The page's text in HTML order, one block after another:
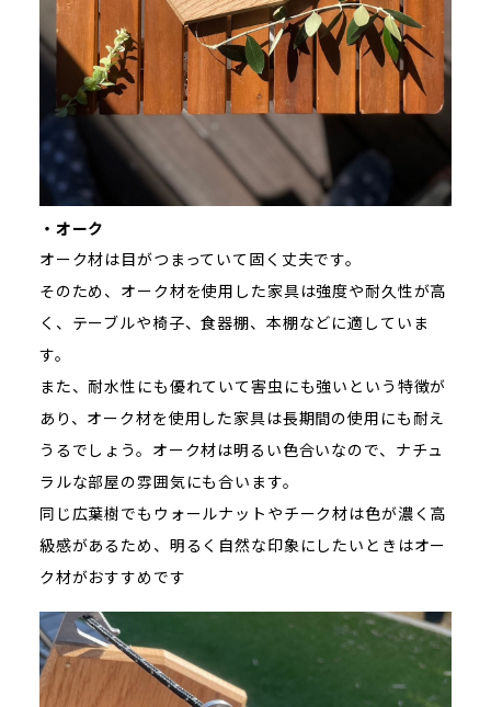
・オーク
オーク材は目がつまっていて固く丈夫です。
そのため、オーク材を使用した家具は強度や耐久性が高
く、テーブルや椅子、食器棚、本棚などに適していま
す。
また、耐水性にも優れていて害虫にも強いという特徴が
あり、オーク材を使用した家具は長期間の使用にも耐え
うるでしょう。オーク材は明るい色合いなので、ナチュ
ラルな部屋の雰囲気にも合います。
同じ広葉樹でもウォールナットやチーク材は色が濃く高
級感があるため、明るく自然な印象にしたいときはオー
ク材がおすすめです